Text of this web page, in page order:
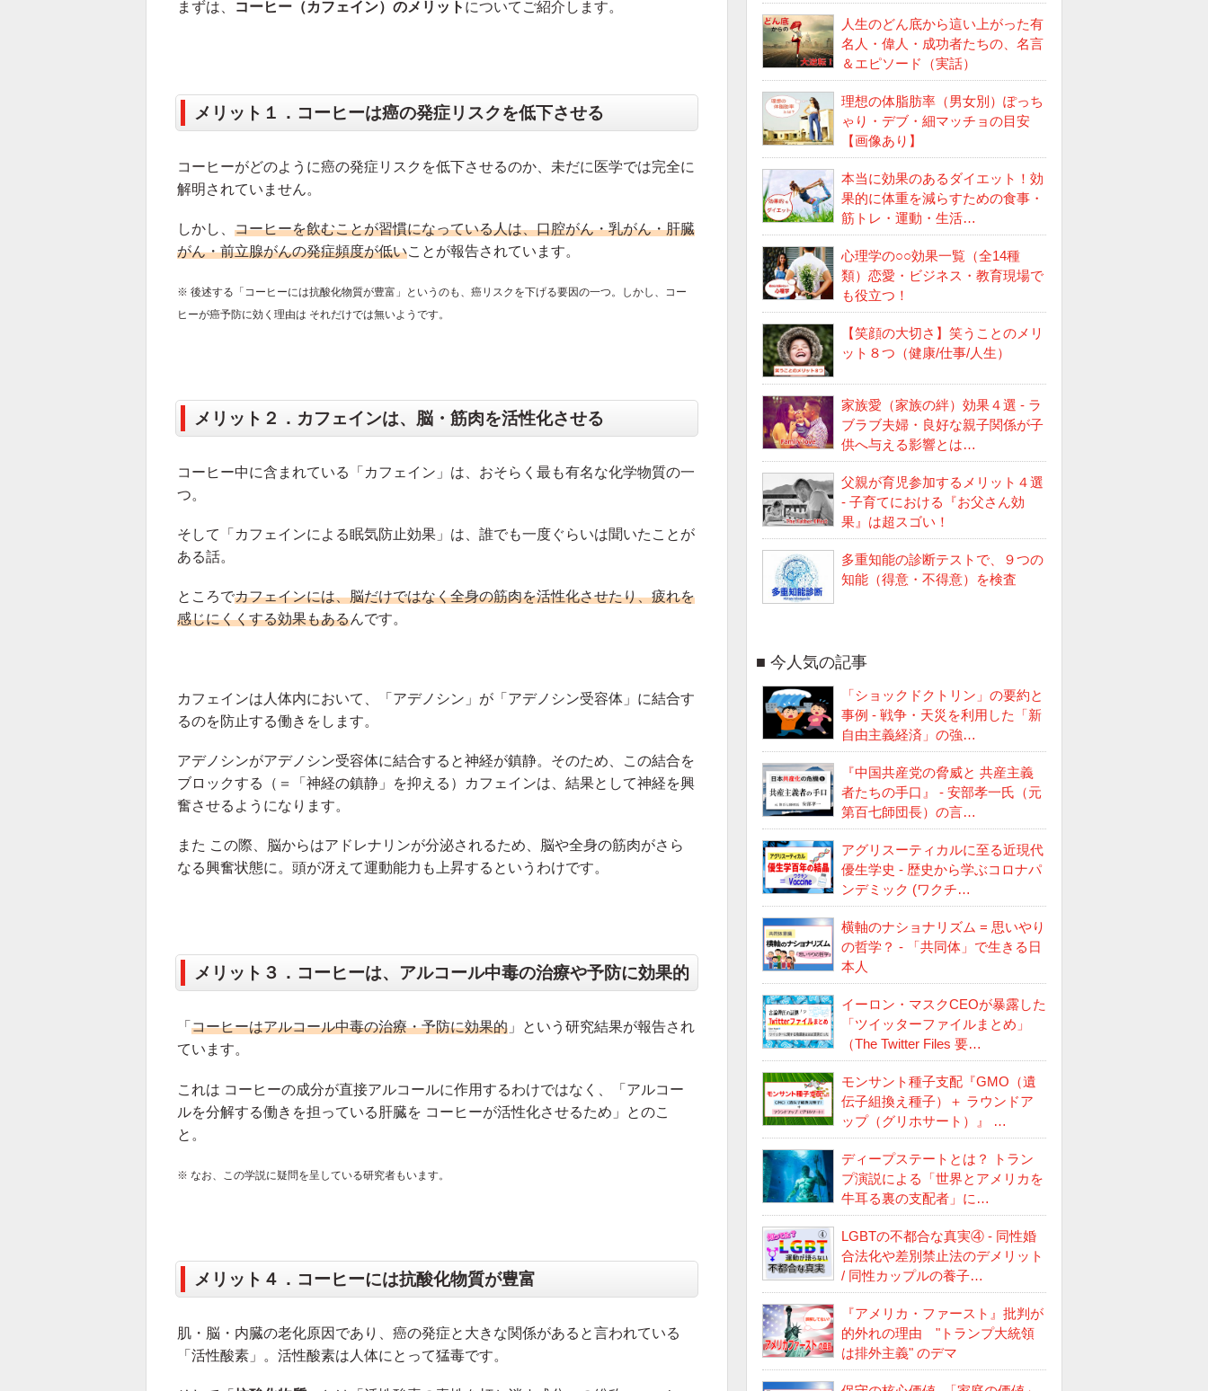
まずは、 コーヒー（カフェイン）のメリット についてご紹介します。
メリット１．コーヒーは癌の発症リスクを低下させる
コーヒーがどのように癌の発症リスクを低下させるのか、未だに医学では完全に
解明されていません。
しかし、 コーヒーを飲むことが習慣になっている人は、口腔がん・乳がん・肝臓
がん・前立腺がんの発症頻度が低いことが報告されています。
※ 後述する「コーヒーには抗酸化物質が豊富」というのも、癌リスクを下げる要因の一つ。しかし、コー
ヒーが癌予防に効く理由は それだけでは無いようです。
メリット２．カフェインは、脳・筋肉を活性化させる
コーヒー中に含まれている「カフェイン」は、おそらく最も有名な化学物質の一
つ。
そして「カフェインによる眠気防止効果」は、誰でも一度ぐらいは聞いたことが
ある話。
ところでカフェインには、脳だけではなく全身の筋肉を活性化させたり、疲れを
感じにくくする効果もあるんです。
カフェインは人体内において、「アデノシン」が「アデノシン受容体」に結合す
るのを防止する働きをします。
アデノシンがアデノシン受容体に結合すると神経が鎮静。そのため、この結合を
ブロックする（＝「神経の鎮静」を抑える）カフェインは、結果として神経を興
奮させるようになります。
また この際、脳からはアドレナリンが分泌されるため、脳や全身の筋肉がさら
なる興奮状態に。頭が冴えて運動能力も上昇するというわけです。
メリット３．コーヒーは、アルコール中毒の治療や予防に効果的
「 コーヒーはアルコール中毒の治療・予防に効果的」という研究結果が報告され
ています。
これは コーヒーの成分が直接アルコールに作用するわけではなく、「アルコー
ルを分解する働きを担っている肝臓を コーヒーが活性化させるため」とのこ
と。
※ なお、この学説に疑問を呈している研究者もいます。
メリット４．コーヒーには抗酸化物質が豊富
肌・脳・内臓の老化原因であり、癌の発症と大きな関係があると言われている
「活性酸素」。活性酸素は人体にとって猛毒です。
人生のどん底から這い上がった有
名人・偉人・成功者たちの、名言
＆エピソード（実話）
理想の体脂肪率（男女別）ぽっち
ゃり・デブ・細マッチョの目安
【画像あり】
本当に効果のあるダイエット！効
果的に体重を減らすための食事・
筋トレ・運動・生活…
心理学の○○効果一覧（全14種
類）恋愛・ビジネス・教育現場で
も役立つ！
【笑顔の大切さ】笑うことのメリ
ット８つ（健康/仕事/人生）
家族愛（家族の絆）効果４選 - ラ
ブラブ夫婦・良好な親子関係が子
供へ与える影響とは…
父親が育児参加するメリット４選
- 子育てにおける『お父さん効
果』は超スゴい！
多重知能の診断テストで、９つの
知能（得意・不得意）を検査
今人気の記事
「ショックドクトリン」の要約と
事例 - 戦争・天災を利用した「新
自由主義経済」の強…
『中国共産党の脅威と 共産主義
者たちの手口』 - 安部孝一氏（元
第百七師団長）の言…
アグリスーティカルに至る近現代
優生学史 - 歴史から学ぶコロナパ
ンデミック (ワクチ…
横軸のナショナリズム = 思いやり
の哲学？ - 「共同体」で生きる日
本人
イーロン・マスクCEOが暴露した
「ツイッターファイルまとめ」
（The Twitter Files 要…
モンサント種子支配『GMO（遺
伝子組換え種子）＋ ラウンドア
ップ（グリホサート）』 …
ディープステートとは？ トラン
プ演説による「世界とアメリカを
牛耳る裏の支配者」に…
LGBTの不都合な真実④ - 同性婚
合法化や差別禁止法のデメリット
/ 同性カップルの養子…
『アメリカ・ファースト』批判が
的外れの理由 "トランプ大統領
は排外主義" のデマ